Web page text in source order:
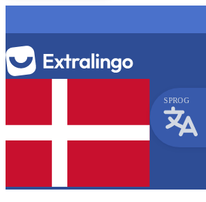
SPROG